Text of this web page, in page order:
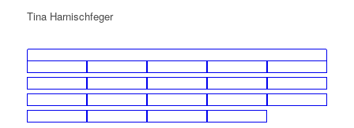
Tina Harnischfeger